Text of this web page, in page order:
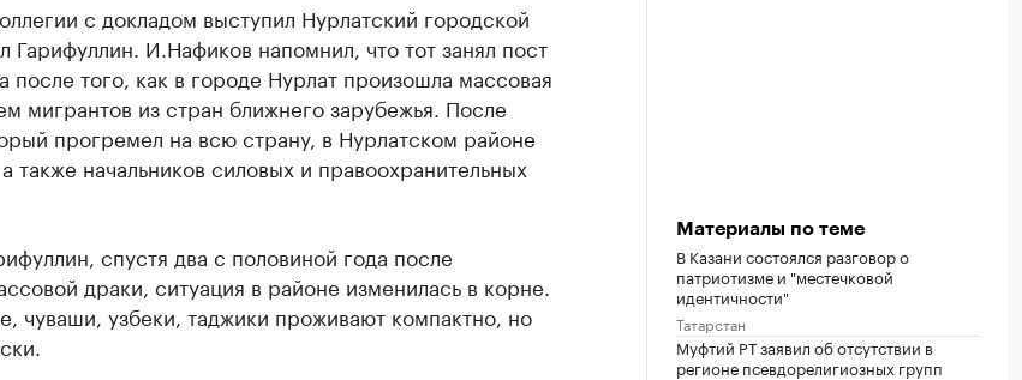
с докладом выступил Нурлатский городской
Гарифуллин. И.Нафиков напомнил, что тот занял пост
после того, как в городе Нурлат произошла массовая
мигрантов из стран ближнего зарубежья. После
прогремел на всю страну, в Нурлатском районе
также начальников силовых и правоохранительных
спустя два с половиной года после
драки, ситуация в районе изменилась в корне.
чуваши, узбеки, таджики проживают компактно, но
Материалы по теме
В Казани состоялся разговор о
патриотизме и "местечковой
идентичности"
Татарстан
Муфтий РТ заявил об отсутствии в
регионе псевдорелигиозных групп